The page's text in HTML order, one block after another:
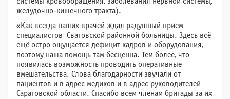
желудочно-кишечного тракта).
«Как всегда наших врачей ждал радушный прием
специалистов Сватовской районной больницы. Здесь всё
ещё остро ощущается дефицит кадров и оборудования,
поэтому наша помощь там бесценна. Тем более, что
появилась возможность проводить оперативные
вмешательства. Слова благодарности звучали от
пациентов и в адрес медиков и в адрес руководителей
Саратовской области. Спасибо всем членам бригады за их